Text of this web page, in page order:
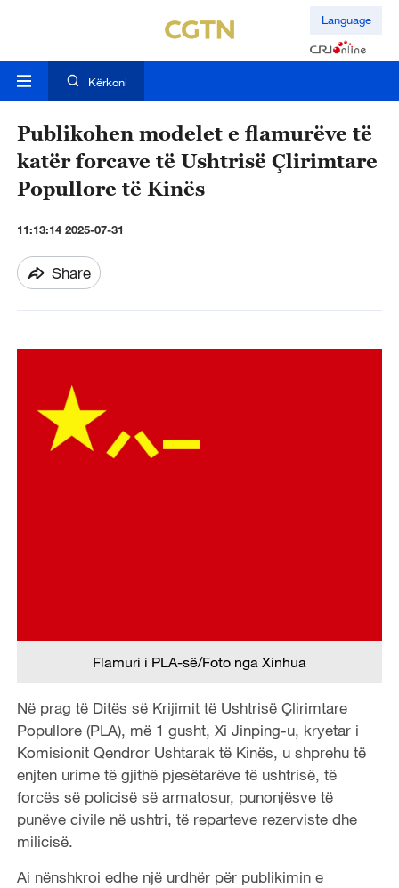
Language
Kërkoni
Publikohen modelet e flamurëve të
katër forcave të Ushtrisë Çlirimtare
Popullore të Kinës
11:13:14 2025-07-31
Share
Flamuri i PLA-së/Foto nga Xinhua
Në prag të Ditës së Krijimit të Ushtrisë Çlirimtare
Popullore (PLA), më 1 gusht, Xi Jinping-u, kryetar i
Komisionit Qendror Ushtarak të Kinës, u shprehu të
enjten urime të gjithë pjesëtarëve të ushtrisë, të
forcës së policisë së armatosur, punonjësve të
punëve civile në ushtri, të reparteve rezerviste dhe
milicisë.
Ai nënshkroi edhe një urdhër për publikimin e